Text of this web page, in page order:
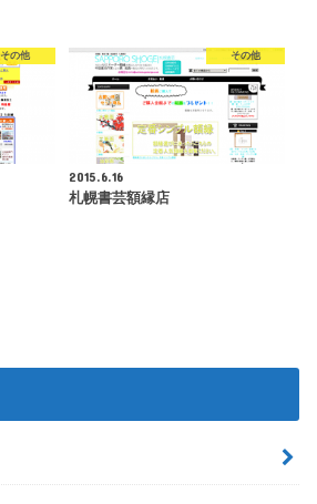
その他 その他
2015.6.16
札幌書芸額縁店